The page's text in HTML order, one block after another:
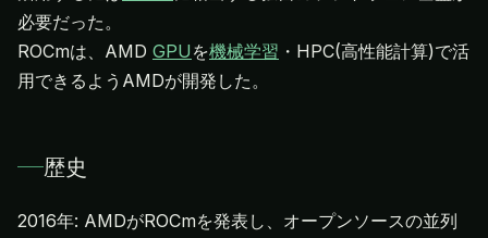
必要だった。
ROCmは、AMD GPU を機械学習 ・HPC(高性能計算)で活
用できるようAMDが開発した。
歴史
2016年: AMDがROCmを発表し、オープンソースの並列